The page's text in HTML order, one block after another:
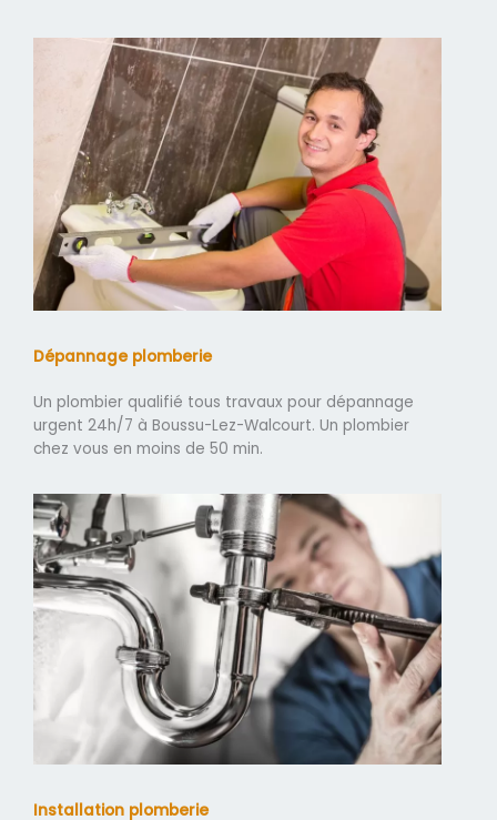
Dépannage plomberie
Un plombier qualifié tous travaux pour dépannage
urgent 24h/7 à Boussu-Lez-Walcourt. Un plombier
chez vous en moins de 50 min.
Installation plomberie